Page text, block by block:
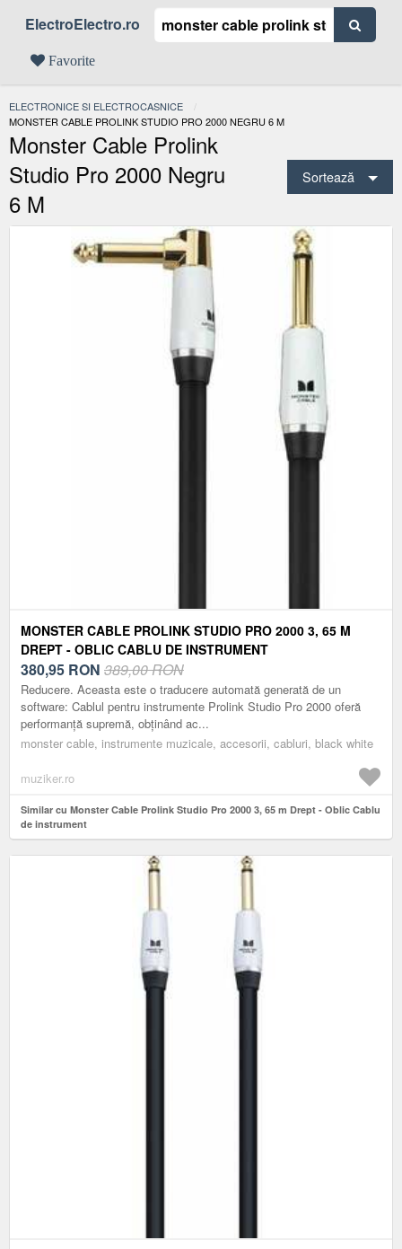
ElectroElectro.ro
Favorite
ELECTRONICE SI ELECTROCASNICE
ACTUAL:
MONSTER CABLE PROLINK STUDIO PRO 2000 NEGRU 6 M
Monster Cable Prolink
Studio Pro 2000 Negru
6 M
Sortează
MONSTER CABLE PROLINK STUDIO PRO 2000 3, 65 M
DREPT - OBLIC CABLU DE INSTRUMENT
380,95 RON 389,00 RON
Reducere. Aceasta este o traducere automată generată de un
software: Cablul pentru instrumente Prolink Studio Pro 2000 oferă
performanță supremă, obținând ac...
monster cable, instrumente muzicale, accesorii, cabluri, black white
muziker.ro
Similar cu Monster Cable Prolink Studio Pro 2000 3, 65 m Drept - Oblic Cablu
de instrument